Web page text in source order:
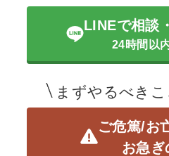
LINEで相談
24時間以
まずやるべき
ご危篤/お
お急ぎ